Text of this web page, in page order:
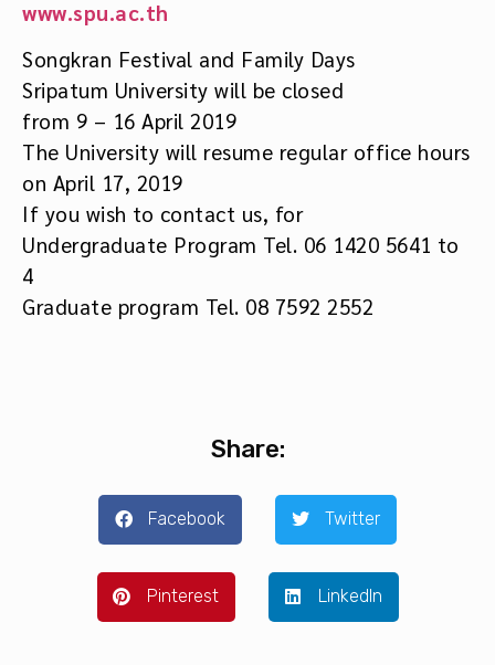
www.spu.ac.th
Songkran Festival and Family Days
Sripatum University will be closed
from 9 – 16 April 2019
The University will resume regular office hours
on April 17, 2019
If you wish to contact us, for
Undergraduate Program Tel. 06 1420 5641 to
4
Graduate program Tel. 08 7592 2552
Share:
Facebook Twitter
Pinterest LinkedIn